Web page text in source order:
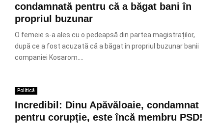
condamnată pentru că a băgat bani în
propriul buzunar
O femeie s-a ales cu o pedeapsă din partea magistraților,
după ce a fost acuzată că a băgat în propriul buzunar banii
companiei Kosarom....
Politică
Incredibil: Dinu Apăvăloaie, condamnat
pentru corupție, este încă membru PSD!